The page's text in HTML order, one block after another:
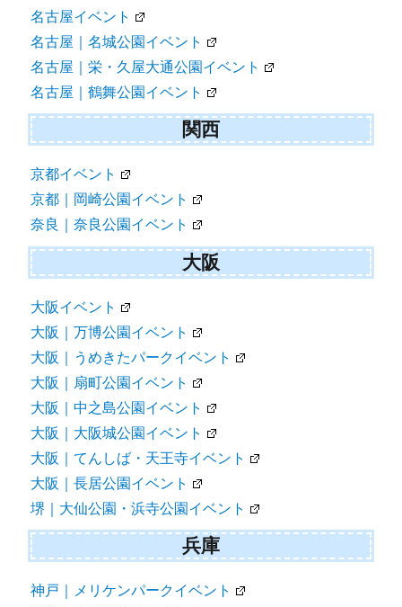
名古屋イベント
名古屋｜名城公園イベント
名古屋｜栄・久屋大通公園イベント
名古屋｜鶴舞公園イベント
関西
京都イベント
京都｜岡崎公園イベント
奈良｜奈良公園イベント
大阪
大阪イベント
大阪｜万博公園イベント
大阪｜うめきたパークイベント
大阪｜扇町公園イベント
大阪｜中之島公園イベント
大阪｜大阪城公園イベント
大阪｜てんしば・天王寺イベント
大阪｜長居公園イベント
堺｜大仙公園・浜寺公園イベント
兵庫
神戸｜メリケンパークイベント